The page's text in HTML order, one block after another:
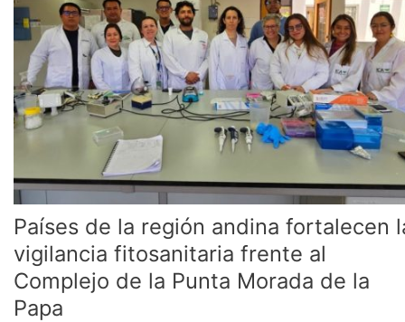
Países de la región andina fortalecen
vigilancia fitosanitaria frente al
Complejo de la Punta Morada de la
Papa
fortalecen
la
vigilancia
fitosanitaria
frente
al
Complejo
Punta
Morada
de
la
Papa